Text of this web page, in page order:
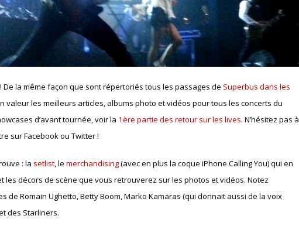
De la même façon que sont répertoriés tous les passages de Superbus dans les
valeur les meilleurs articles, albums photo et vidéos pour tous les concerts du
d’avant tournée, voir la 1ère partie des retour sur les lives. N’hésitez pas à
sur Facebook ou Twitter !
: la setlist, le merchandising(avec en plus la coque iPhone Calling You) qui en
les décors de scène que vous retrouverez sur les photos et vidéos. Notez
de Romain Ughetto, Betty Boom, Marko Kamaras (qui donnait aussi de la voix
des Starliners.